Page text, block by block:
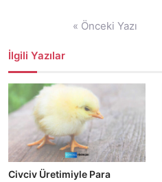
« Önceki Yazı
İlgili Yazılar
Civciv Üretimiyle Para